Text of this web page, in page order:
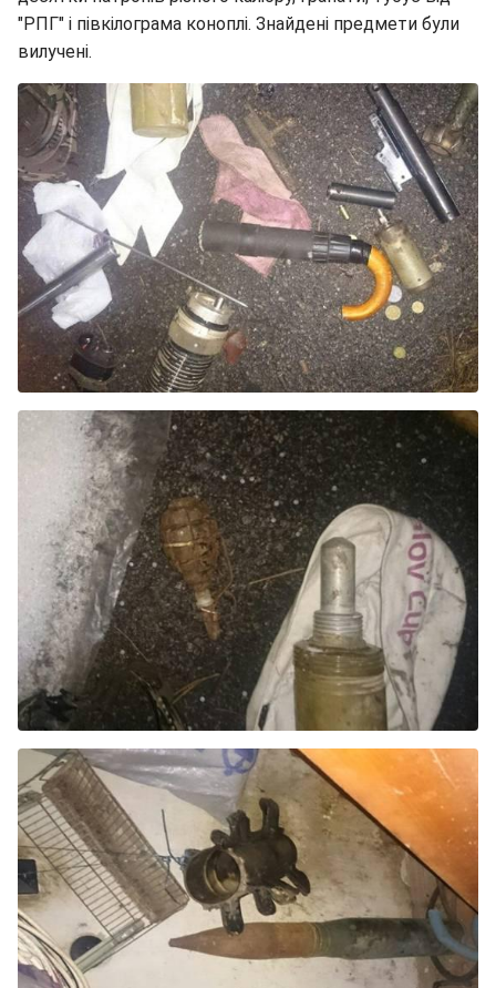
"РПГ" і півкілограма коноплі. Знайдені предмети були
вилучені.